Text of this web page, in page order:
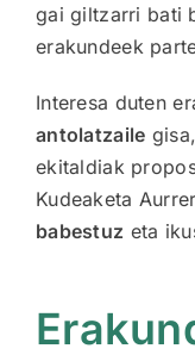
gai giltzarri bati
erakundeek
Interesa duten
antolatzaile
ekitaldiak
Kudeaketa
babestuz eta